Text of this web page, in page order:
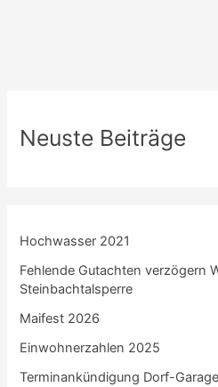
Neuste Beiträge
Hochwasser 2021
Fehlende Gutachten verzögern
Steinbachtalsperre
Maifest 2026
Einwohnerzahlen 2025
Terminankündigung Dorf-